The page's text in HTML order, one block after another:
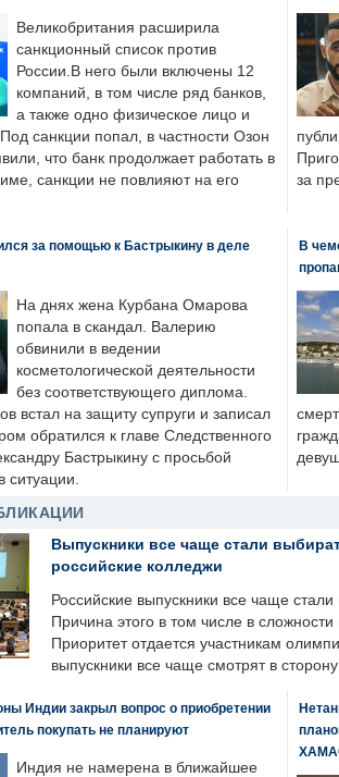
Великобритания расширила
санкционный список против
России.В него были включены 12
компаний, в том числе ряд банков,
а также одно физическое лицо и
санкции попал, в частности Озон
что банк продолжает работать в
санкции не повлияют на его
за
за помощью к Бастрыкину в деле
На днях жена Курбана Омарова
попала в скандал. Валерию
обвинили в ведении
косметологической деятельности
без соответствующего диплома.
встал на защиту супруги и записал
обратился к главе Следственного
Бастрыкину с просьбой
ситуации.
В
Выпускники все чаще стали
российские колледжи
Российские выпускники все чаще
Причина этого в том числе в
Приоритет отдается участникам
выпускники все чаще смотрят в
Индии закрыл вопрос о приобретении
покупать не планируют
Индия не намерена в ближайшее